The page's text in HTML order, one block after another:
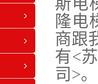
斯电
隆电
商跟
有<
司>。